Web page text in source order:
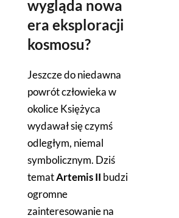
wygląda nowa
era eksploracji
kosmosu?
Jeszcze do niedawna
powrót człowieka w
okolice Księżyca
wydawał się czymś
odległym, niemal
symbolicznym. Dziś
tematArtemis II budzi
ogromne
zainteresowanie na